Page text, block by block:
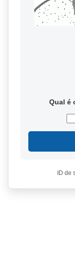
Qual é
ID